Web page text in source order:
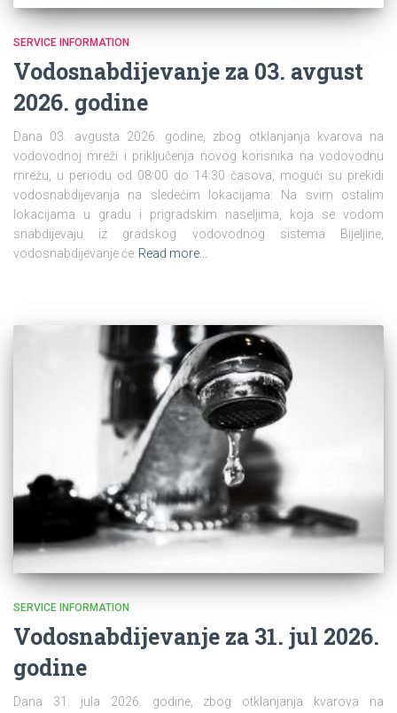
SERVICE INFORMATION
Vodosnabdijevanje za 03. avgust
2026. godine
Dana 03. avgusta 2026. godine, zbog otklanjanja kvarova na
vodovodnoj mreži i priključenja novog korisnika na vodovodnu
mrežu, u periodu od 08:00 do 14:30 časova, mogući su prekidi
vodosnabdijevanja na sledećim lokacijama: Na svim ostalim
lokacijama u gradu i prigradskim naseljima, koja se vodom
snabdijevaju iz gradskog vodovodnog sistema Bijeljine,
vodosnabdijevanje će Read more…
SERVICE INFORMATION
Vodosnabdijevanje za 31. jul 2026.
godine
Dana 31. jula 2026. godine, zbog otklanjanja kvarova na